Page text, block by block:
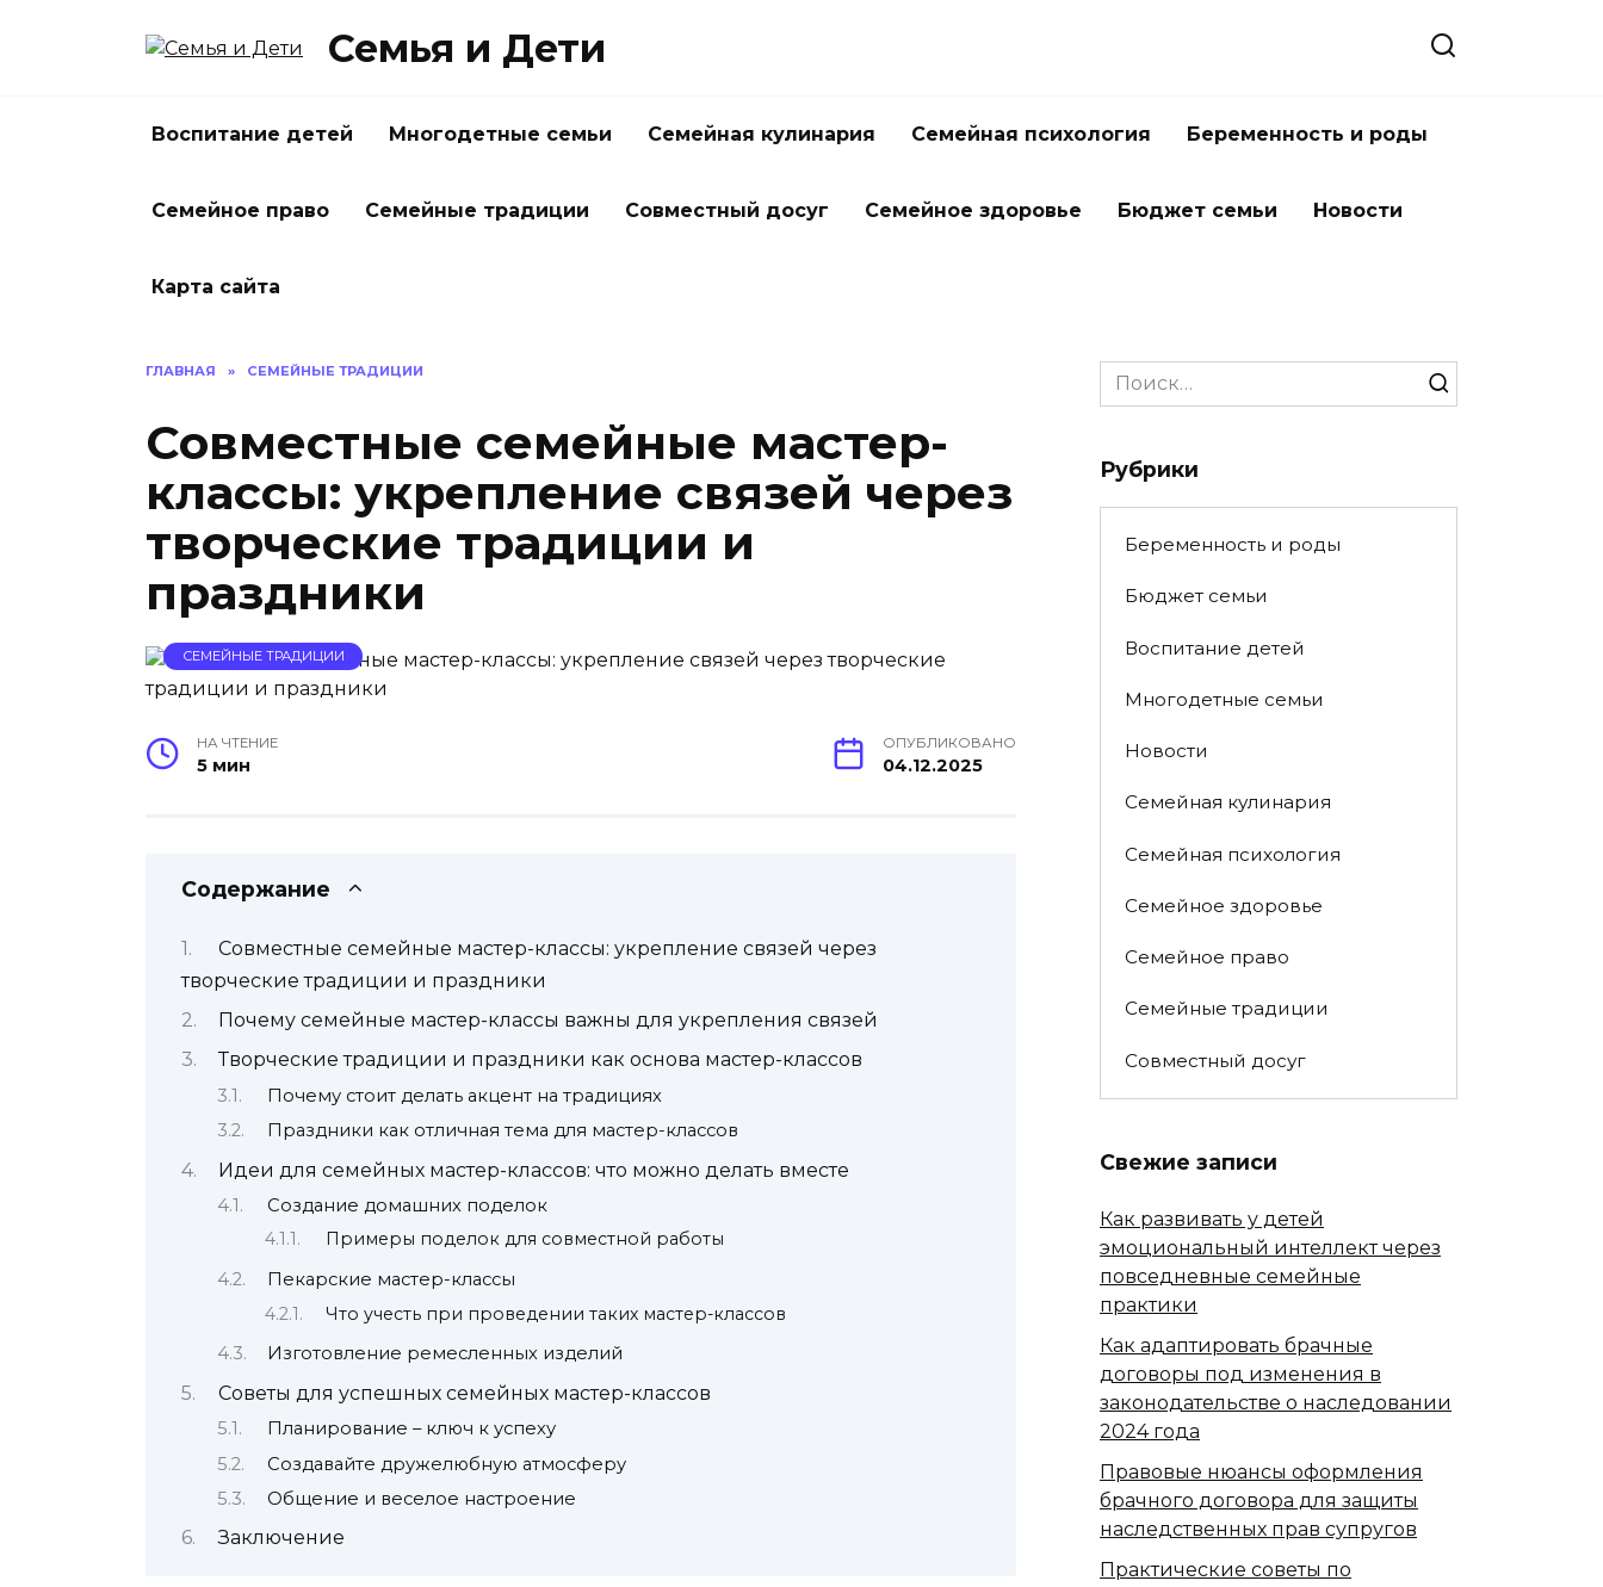
Семья и Дети
Воспитание детей Многодетные семьи Семейная кулинария Семейная психология Беременность и роды
Семейное право Семейные традиции Совместный досуг Семейное здоровье Бюджет семьи Новости
Карта сайта
ГЛАВНАЯ » СЕМЕЙНЫЕ ТРАДИЦИИ
Совместные семейные мастер-
классы: укрепление связей через
творческие традиции и
праздники
СЕМЕЙНЫЕ ТРАДИЦИИ
НА ЧТЕНИЕ
5 мин
ОПУБЛИКОВАНО
04.12.2025
Содержание
Совместные семейные мастер-классы: укрепление связей через
творческие традиции и праздники
Почему семейные мастер-классы важны для укрепления связей
Творческие традиции и праздники как основа мастер-классов
Почему стоит делать акцент на традициях
Праздники как отличная тема для мастер-классов
Идеи для семейных мастер-классов: что можно делать вместе
Создание домашних поделок
Примеры поделок для совместной работы
Пекарские мастер-классы
Что учесть при проведении таких мастер-классов
Изготовление ремесленных изделий
Советы для успешных семейных мастер-классов
Планирование – ключ к успеху
Создавайте дружелюбную атмосферу
Общение и веселое настроение
Заключение
Search
for:
Рубрики
Беременность и роды
Бюджет семьи
Воспитание детей
Многодетные семьи
Новости
Семейная кулинария
Семейная психология
Семейное здоровье
Семейное право
Семейные традиции
Совместный досуг
Свежие записи
Как развивать у детей
эмоциональный интеллект через
повседневные семейные
практики
Как адаптировать брачные
договоры под изменения в
законодательстве о наследовании
2024 года
Правовые нюансы оформления
брачного договора для защиты
наследственных прав супругов
Практические советы по